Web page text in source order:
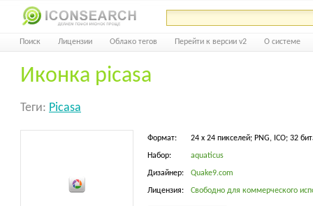
Поиск Лицензии Облако тегов Перейти к версии v2 О системе
Иконка picasa
Теги: Picasa
Формат: 24 x 24 пикселей; PNG, ICO; 32
Набор: aquaticus
Дизайнер: Quake9.com
Лицензия: Свободно для коммерческого